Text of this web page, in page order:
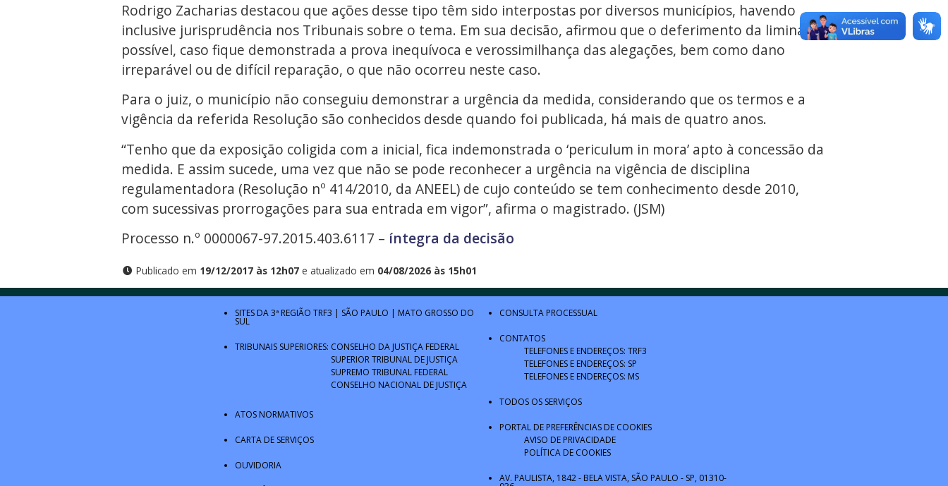
Rodrigo Zacharias destacou que ações desse tipo têm sido interpostas por diversos municípios, havendo
inclusive jurisprudência nos Tribunais sobre o tema. Em sua decisão, afirmou que o deferimento da liminar é
possível, caso fique demonstrada a prova inequívoca e verossimilhança das alegações, bem como dano
irreparável ou de difícil reparação, o que não ocorreu neste caso.
Para o juiz, o município não conseguiu demonstrar a urgência da medida, considerando que os termos e a
vigência da referida Resolução são conhecidos desde quando foi publicada, há mais de quatro anos.
“Tenho que da exposição coligida com a inicial, fica indemonstrada o ‘periculum in mora’ apto à concessão da
medida. E assim sucede, uma vez que não se pode reconhecer a urgência na vigência de disciplina
regulamentadora (Resolução nº 414/2010, da ANEEL) de cujo conteúdo se tem conhecimento desde 2010,
com sucessivas prorrogações para sua entrada em vigor”, afirma o magistrado. (JSM)
Processo n.º 0000067-97.2015.403.6117 – íntegra da decisão
Publicado em 19/12/2017 às 12h07 e atualizado em 04/08/2026 às 15h01
SITES DA 3ª REGIÃO TRF3 | SÃO PAULO | MATO GROSSO DO
SUL
TRIBUNAIS SUPERIORES: CONSELHO DA JUSTIÇA FEDERAL
SUPERIOR TRIBUNAL DE JUSTIÇA
SUPREMO TRIBUNAL FEDERAL
CONSELHO NACIONAL DE JUSTIÇA
ATOS NORMATIVOS
CARTA DE SERVIÇOS
OUVIDORIA
CONSULTA PROCESSUAL
CONTATOS
TELEFONES E ENDEREÇOS: TRF3
TELEFONES E ENDEREÇOS: SP
TELEFONES E ENDEREÇOS: MS
TODOS OS SERVIÇOS
PORTAL DE PREFERÊNCIAS DE COOKIES
AVISO DE PRIVACIDADE
POLÍTICA DE COOKIES
AV. PAULISTA, 1842 - BELA VISTA, SÃO PAULO - SP, 01310-